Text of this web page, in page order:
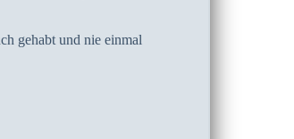
gehabt und nie einmal